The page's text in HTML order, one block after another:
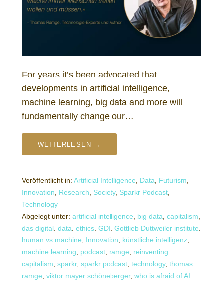
For years it’s been advocated that
developments in artificial intelligence,
machine learning, big data and more will
fundamentally change our…
WEITERLESEN →
Veröffentlicht in: Artificial Intelligence Data Futurism
Innovation
Research Society, Sparkr Podcast
Technology
Abgelegt unter: artificial intelligence big data capitalism
das digital data ethics GDI Gottlieb Duttweiler institute
human vs machine
Innovation künstliche intelligenz
machine learning
podcast ramge
reinventing
capitalism sparkr, sparkr podcast technology, thomas
ramge viktor mayer schöneberger, who is afraid of AI